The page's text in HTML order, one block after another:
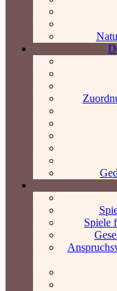
Spiele